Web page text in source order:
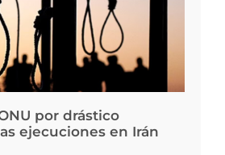
por drástico
ejecuciones en Irán